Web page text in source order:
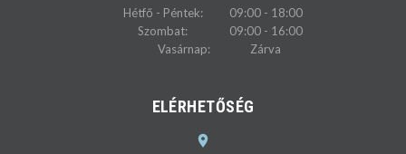
Hétfő - Péntek:
09:00 - 18:00
Szombat:
09:00 - 16:00
Vasárnap:
Zárva
ELÉRHETŐSÉG